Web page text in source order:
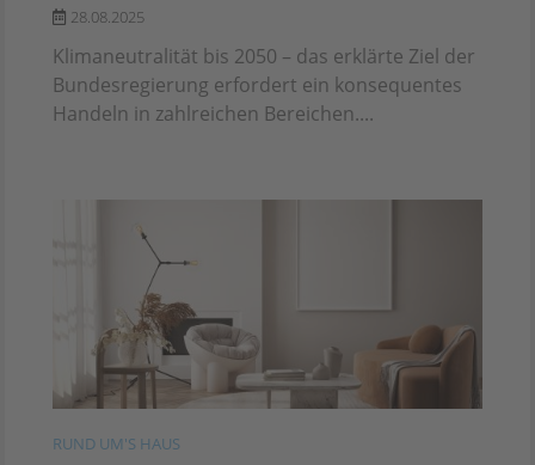
28.08.2025
Klimaneutralität bis 2050 – das erklärte Ziel der
Bundesregierung erfordert ein konsequentes
Handeln in zahlreichen Bereichen....
RUND UM'S HAUS